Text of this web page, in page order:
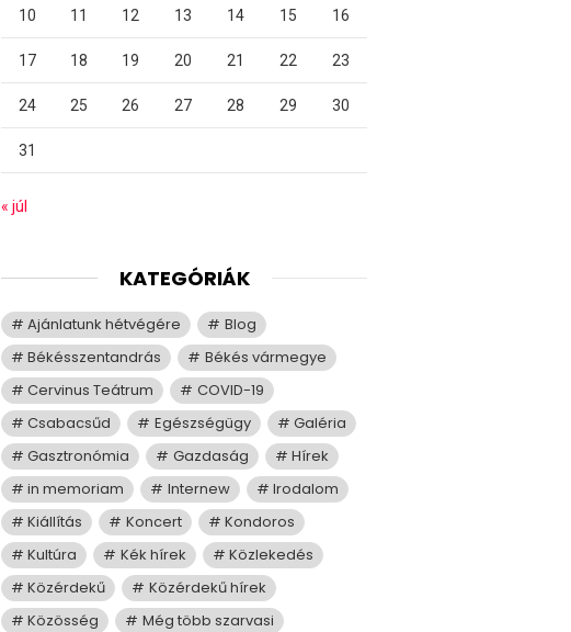
10 11 12 13 14 15 16
17 18 19 20 21 22 23
24 25 26 27 28 29 30
31
« júl
KATEGÓRIÁK
Ajánlatunk hétvégére
Blog
Békésszentandrás
Békés vármegye
Cervinus Teátrum
COVID-19
Csabacsűd
Egészségügy
Galéria
Gasztronómia
Gazdaság
Hírek
in memoriam
Internew
Irodalom
Kiállítás
Koncert
Kondoros
Kultúra
Kék hírek
Közlekedés
Közérdekű
Közérdekű hírek
Közösség
Még több szarvasi